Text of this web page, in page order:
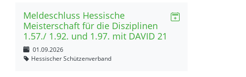
Meldeschluss Hessische
Meisterschaft für die Disziplinen
1.57./ 1.92. und 1.97. mit DAVID 21
01.09.2026
Hessischer Schützenverband